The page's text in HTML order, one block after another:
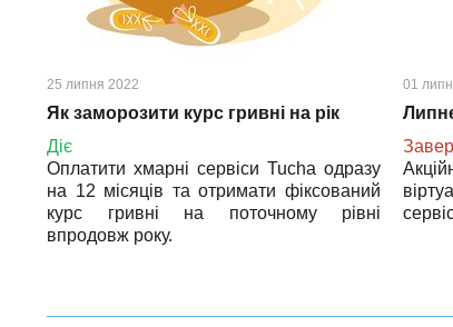
25 липня 2022
Як заморозити курс гривні на рік
Діє
Оплатити хмарні сервіси Tucha одразу
на 12 місяців та отримати фіксований
курс гривні на поточному рівні
впродовж року.
01